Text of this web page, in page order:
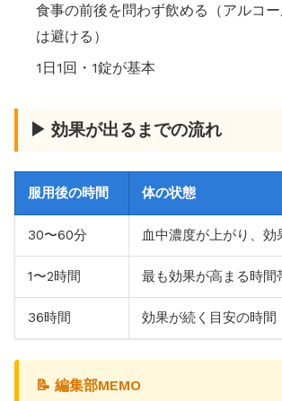
食事の前後を問わず飲める（アルコ
は避ける）
1日1回・1錠が基本
▶ 効果が出るまでの流れ
服用後の時間 体の状態
30〜60分 血中濃度が上がり、効
1〜2時間 最も効果が高まる時間
36時間 効果が続く目安の時間
📝 編集部MEMO